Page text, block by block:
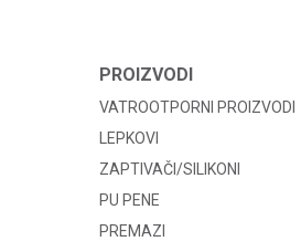
PROIZVODI
VATROOTPORNI PROIZVODI
LEPKOVI
ZAPTIVAČI/SILIKONI
PU PENE
PREMAZI